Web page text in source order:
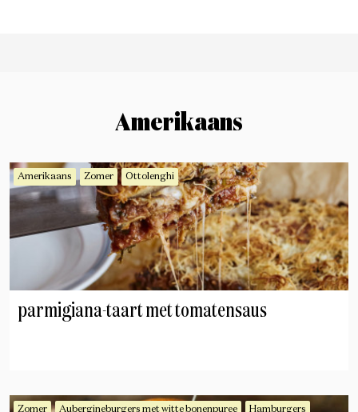
Amerikaans
Amerikaans Zomer Ottolenghi
parmigiana-taart met tomatensaus
Zomer Aubergineburgers met witte bonenpuree Hamburgers